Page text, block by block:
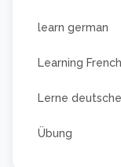
learn german
Learning
Lerne
Übung